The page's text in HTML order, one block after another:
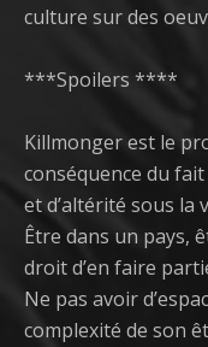
culture sur des
***Spoilers ****
Killmonger est le
conséquence du
et d’altérité sous la
Être dans un pays,
droit d’en faire
Ne pas avoir
complexité de son